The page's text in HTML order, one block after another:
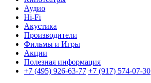
Аудио
Hi-Fi
Акустика
Производители
Фильмы и Игры
Акции
Полезная информация
+7 (495) 926-63-77 +7 (917) 574-07-30